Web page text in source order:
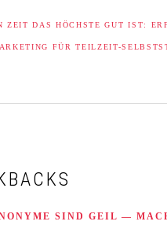
ZEIT DAS HÖCHSTE GUT IST:
FÜR TEILZEIT-
SIND GEIL —